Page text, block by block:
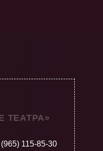
ТЕАТРА»
115-85-30